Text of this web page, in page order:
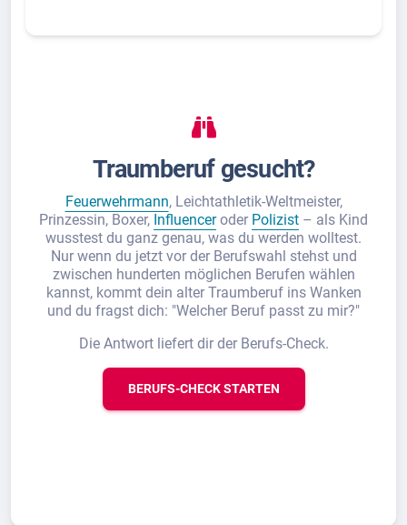
Traumberuf gesucht?
Feuerwehrmann, Leichtathletik-Weltmeister,
Prinzessin, Boxer, Influenceroder Polizist – als Kind
wusstest du ganz genau, was du werden wolltest.
Nur wenn du jetzt vor der Berufswahl stehst und
zwischen hunderten möglichen Berufen wählen
kannst, kommt dein alter Traumberuf ins Wanken
und du fragst dich: "Welcher Beruf passt zu mir?"
Die Antwort liefert dir der Berufs-Check.
BERUFS-CHECK STARTEN